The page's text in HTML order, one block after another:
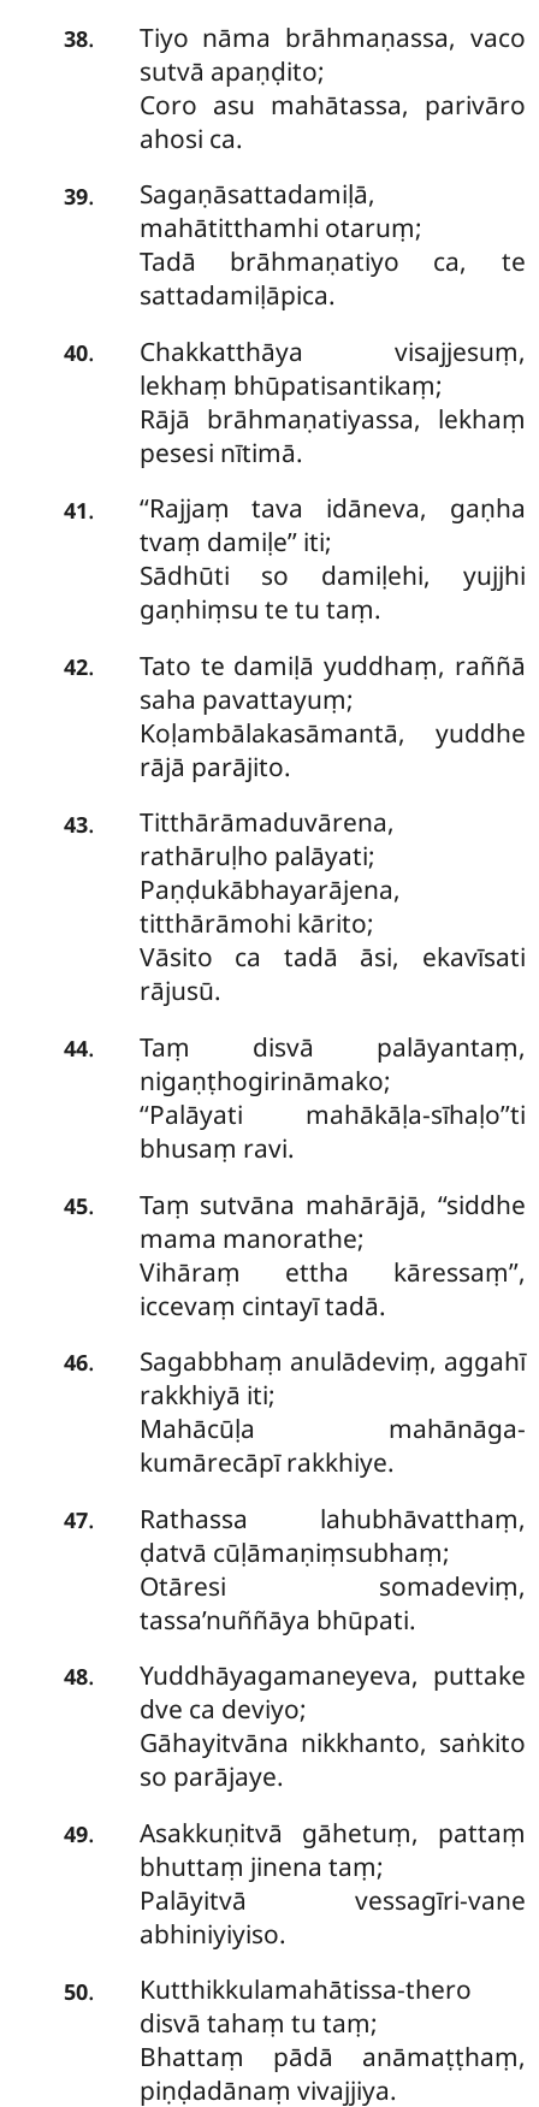
38. Tiyo nāma brāhmaṇassa, vaco
sutvā apaṇḍito;
Coro asu mahātassa, parivāro
ahosi ca.
39.
Sagaṇāsattadamiḷā,
mahātitthamhi otaruṃ;
Tadā brāhmaṇatiyo ca, te
sattadamiḷāpica.
40.
Chakkatthāya visajjesuṃ,
lekhaṃ bhūpatisantikaṃ;
Rājā brāhmaṇatiyassa, lekhaṃ
pesesi nītimā.
41.
‘‘Rajjaṃ tava idāneva, gaṇha
tvaṃ damiḷe’’ iti;
Sādhūti so damiḷehi, yujjhi
gaṇhiṃsu te tu taṃ.
42.
Tato te damiḷā yuddhaṃ, raññā
saha pavattayuṃ;
Koḷambālakasāmantā, yuddhe
rājā parājito.
43.
Titthārāmaduvārena,
rathāruḷho palāyati;
Paṇḍukābhayarājena,
titthārāmohi kārito;
Vāsito ca tadā āsi, ekavīsati
rājusū.
44.
Taṃ disvā palāyantaṃ,
nigaṇṭhogirināmako;
‘‘Palāyati mahākāḷa-sīhaḷo’’ti
bhusaṃ ravi.
45.
Taṃ sutvāna mahārājā, ‘‘siddhe
mama manorathe;
Vihāraṃ ettha kāressaṃ’’,
iccevaṃ cintayī tadā.
46.
Sagabbhaṃ anulādeviṃ, aggahī
rakkhiyā iti;
Mahācūḷa mahānāga-
kumārecāpī rakkhiye.
47.
Rathassa lahubhāvatthaṃ,
ḍatvā cūḷāmaṇiṃsubhaṃ;
Otāresi somadeviṃ,
tassa’nuññāya bhūpati.
48.
Yuddhāyagamaneyeva, puttake
dve ca deviyo;
Gāhayitvāna nikkhanto, saṅkito
so parājaye.
49.
Asakkuṇitvā gāhetuṃ, pattaṃ
bhuttaṃ jinena taṃ;
Palāyitvā vessagīri-vane
abhiniyiyiso.
50.
Kutthikkulamahātissa-thero
disvā tahaṃ tu taṃ;
Bhattaṃ pādā anāmaṭṭhaṃ,
piṇḍadānaṃ vivajjiya.